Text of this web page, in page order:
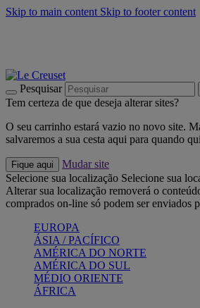
Skip to main content Skip to footer content
Pesquisar
Tem certeza de que deseja alterar sites?
O seu carrinho estará vazio no novo site.
salvaremos a sua cesta aqui para quando
Fique aqui
Mudar site
Selecione sua localização Selecione sua
Alterar sua localização removerá o
comprados on-line só podem ser enviados
EUROPA
ÁSIA / PACÍFICO
AMÉRICA DO NORTE
AMÉRICA DO SUL
MÉDIO ORIENTE
ÁFRICA